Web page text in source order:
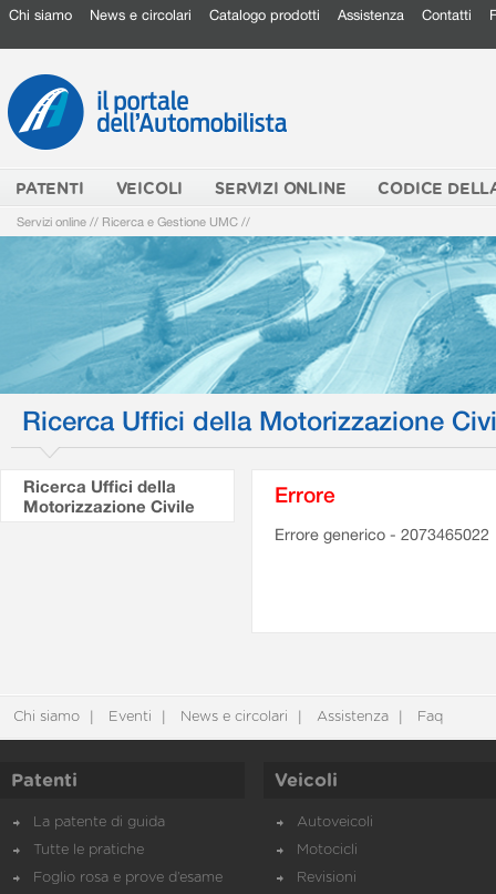
Chi siamo News e circolari Catalogo prodotti Assistenza Contatti
PATENTI VEICOLI SERVIZI ONLINE CODICE
Servizi online // Ricerca e Gestione UMC //
Ricerca Uffici della Motorizzazione
Ricerca Uffici della
Motorizzazione Civile
Errore
Errore generico - 2073465022
Chi siamo Eventi News e circolari Assistenza Faq
Patenti
La patente di guida
Tutte le pratiche
Foglio rosa e prove d’esame
Veicoli
Autoveicoli
Motocicli
Revisioni